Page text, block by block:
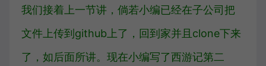
我们接着上一节讲，倘若小编已经在子公司把
文件上传到github上了，回到家并且clone下来
了，如后面所讲。现在小编写了西游记第二